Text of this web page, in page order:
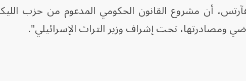
أن مشروع القانون الحكومي المدعوم من حزب
ومصادرتها، تحت إشراف وزير التراث الإسرائيلي".